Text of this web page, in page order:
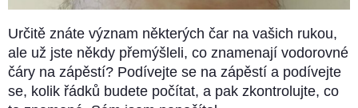
Určitě znáte význam některých čar na vašich rukou,
ale už jste někdy přemýšleli, co znamenají vodorovné
čáry na zápěstí? Podívejte se na zápěstí a podívejte
se, kolik řádků budete počítat, a pak zkontrolujte, co